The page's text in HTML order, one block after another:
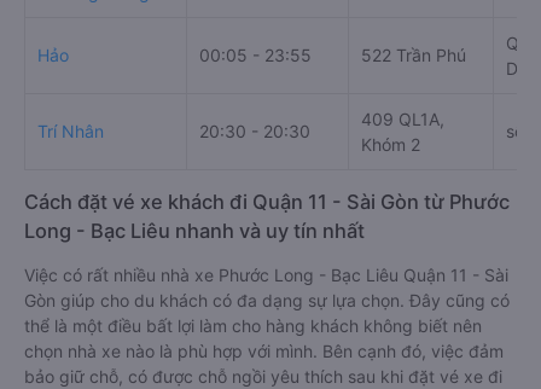
Hảo 00:05 - 23:55 522 Trần Phú
Trí Nhân 20:30 - 20:30
409 QL1A,
Khóm 2
số
Cách đặt vé xe khách đi Quận 11 - Sài Gòn từ Phước
Long - Bạc Liêu nhanh và uy tín nhất
Việc có rất nhiều nhà xe Phước Long - Bạc Liêu Quận 11 - Sài
Gòn giúp cho du khách có đa dạng sự lựa chọn. Đây cũng có
thể là một điều bất lợi làm cho hàng khách không biết nên
chọn nhà xe nào là phù hợp với mình. Bên cạnh đó, việc đảm
bảo giữ chỗ, có được chỗ ngồi yêu thích sau khi đặt vé xe đi